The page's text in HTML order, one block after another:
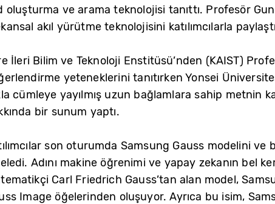
oluşturma ve arama teknolojisi tanıttı. Profesör
akıl yürütme teknolojisini katılımcılarla
İleri Bilim ve Teknoloji Enstitüsü’nden (KAIST)
yeteneklerini tanıtırken Yonsei
cümleye yayılmış uzun bağlamlara sahip
bir sunum yaptı.
son oturumda Samsung Gauss modelini
Adını makine öğrenimi ve yapay zekanın bel
Carl Friedrich Gauss’tan alan model,
Image öğelerinden oluşuyor. Ayrıca bu isim,